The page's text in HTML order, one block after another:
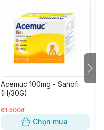
Acemuc 100mg - Sanofi
(H/30G)
61.500đ
Chọn mua